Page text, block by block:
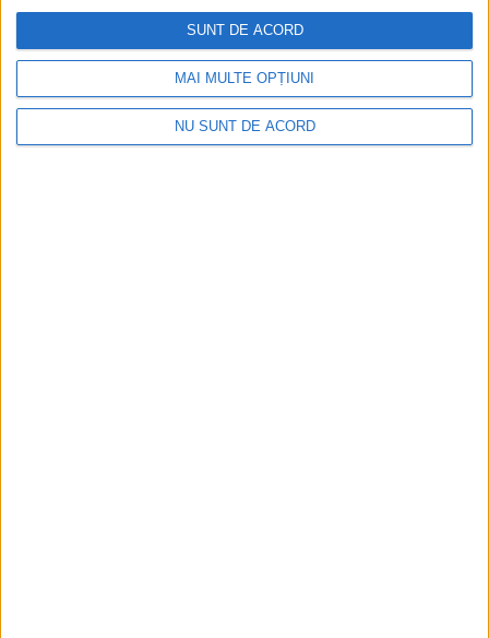
MAI MULTE OPȚIUNI
NU SUNT DE ACORD
SUNT DE ACORD